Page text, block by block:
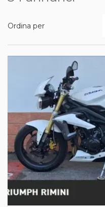
Ordina per